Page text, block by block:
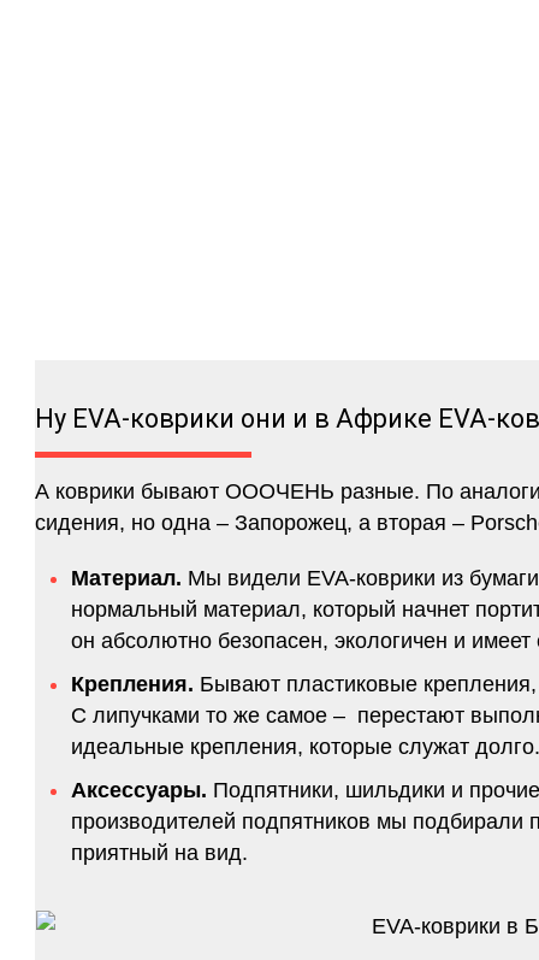
Ну EVA-коврики они и в Африке EVA-
А коврики бывают ОООЧЕНЬ разные. По
сидения, но одна – Запорожец, а вторая –
Материал. Мы видели EVA-коврики из
нормальный материал, который начнет
он абсолютно безопасен, экологичен и
Крепления. Бывают пластиковые
С липучками то же самое – перестают
идеальные крепления, которые служат
Аксессуары. Подпятники, шильдики и
производителей подпятников мы подбирали
приятный на вид.